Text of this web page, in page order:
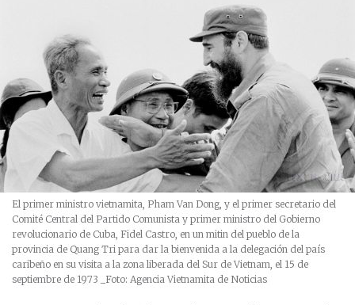
El primer ministro vietnamita, Pham Van Dong, y el primer secretario del
Comité Central del Partido Comunista y primer ministro del Gobierno
revolucionario de Cuba, Fidel Castro, en un mitin del pueblo de la
provincia de Quang Tri para dar la bienvenida a la delegación del país
caribeño en su visita a la zona liberada del Sur de Vietnam, el 15 de
septiembre de 1973
_Foto: Agencia Vietnamita de Noticias